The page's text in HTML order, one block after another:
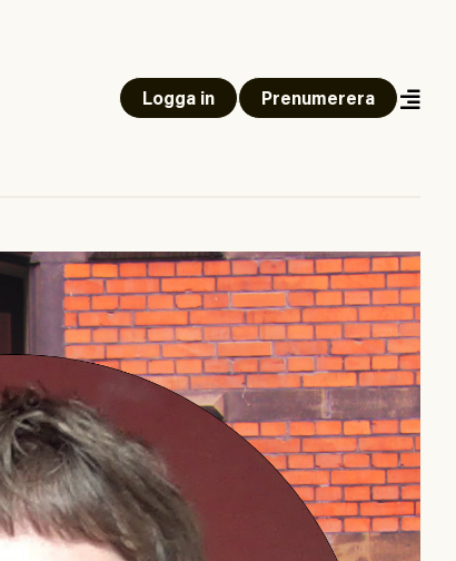
Logga in Prenumerera